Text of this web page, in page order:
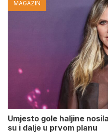
MAGAZIN
Umjesto gole haljine
su i dalje u prvom planu